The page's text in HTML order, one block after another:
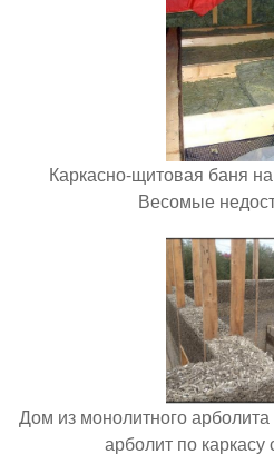
Каркасно-щитовая баня
Весомые
Дом из монолитного
арболит по